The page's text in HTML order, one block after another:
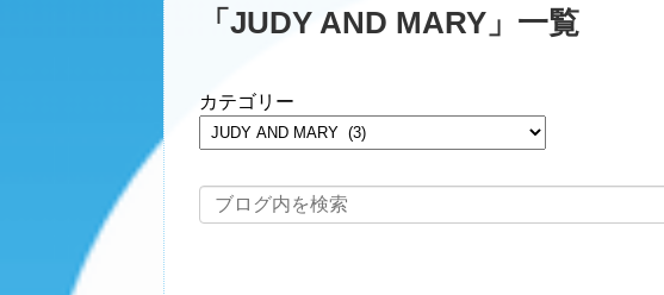
「 JUDY AND MARY 」 一覧
カテゴリー